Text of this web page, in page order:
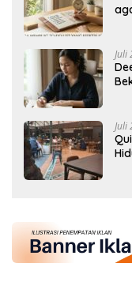
Juli
Juli